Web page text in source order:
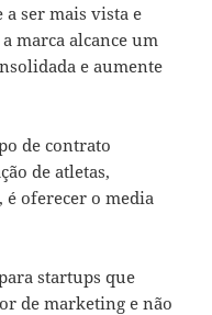
a ser mais vista e
marca alcance um
e aumente
de contrato
de atletas,
oferecer o media
startups que
de marketing e não